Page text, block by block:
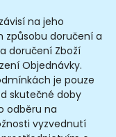
na jeho
způsobu doručení a
doručení Zboží
Objednávky.
je pouze
skutečné doby
odběru na
vyzvednutí